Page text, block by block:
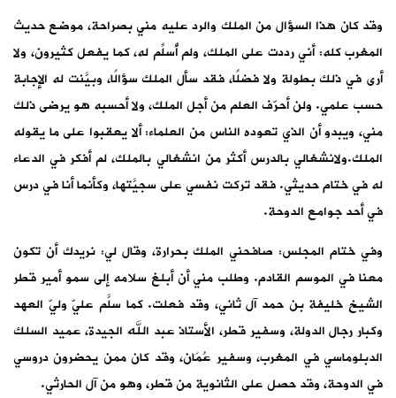
وقد كان هذا السؤال من الملك والرد عليه مني بصراحة، موضع حديث
المغرب كله: أني رددت على الملك، ولم أُسلِّم له، كما يفعل كثيرون، ولا
أرى في ذلك بطولة ولا فضلًا، فقد سأل الملك سؤالًا، وبيَّنت له الإجابة
حسب علمي. ولن أحرّف العلم من أجل الملك، ولا أحسبه هو يرضى ذلك
مني، ويبدو أن الذي تعوده الناس من العلماء: ألا يعقبوا على ما يقوله
الملك.ولانشغالي بالدرس أكثر من انشغالي بالملك، لم أفكر في الدعاء
له في ختام حديثي. فقد تركت نفسي على سجيَّتها، وكأنما أنا في درس
في أحد جوامع الدوحة.
وفي ختام المجلس: صافحني الملك بحرارة، وقال لي: نريدك أن تكون
معنا في الموسم القادم. وطلب مني أن أبلغ سلامه إلى سمو أمير قطر
الشيخ خليفة بن حمد آل ثاني، وقد فعلت. كما سلَّم عليّ وليّ العهد
وكبار رجال الدولة، وسفير قطر، الأستاذ عبد الله الجيدة، عميد السلك
الدبلوماسي في المغرب، وسفير عُمَان، وقد كان ممن يحضرون دروسي
في الدوحة، وقد حصل على الثانوية من قطر، وهو من آل الحارثي.